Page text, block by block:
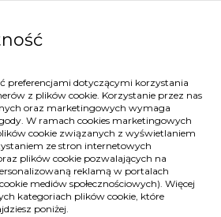
preferencjami dotyczącymi korzystania
z plików cookie. Korzystanie przez nas
oraz marketingowych wymaga
W ramach cookies marketingowych
cookie związanych z wyświetlaniem
ze stron internetowych
plików cookie pozwalających na
reklamą w portalach
mediów społecznościowych). Więcej
kategoriach plików cookie, które
poniżej.